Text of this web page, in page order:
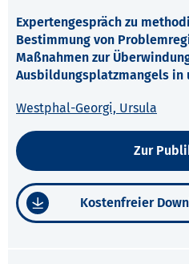
Expertengespräch zu
Bestimmung von
Maßnahmen zur
Ausbildungsplatzmangels in
Westphal-Georgi, Ursula
Zur
Kostenfreier